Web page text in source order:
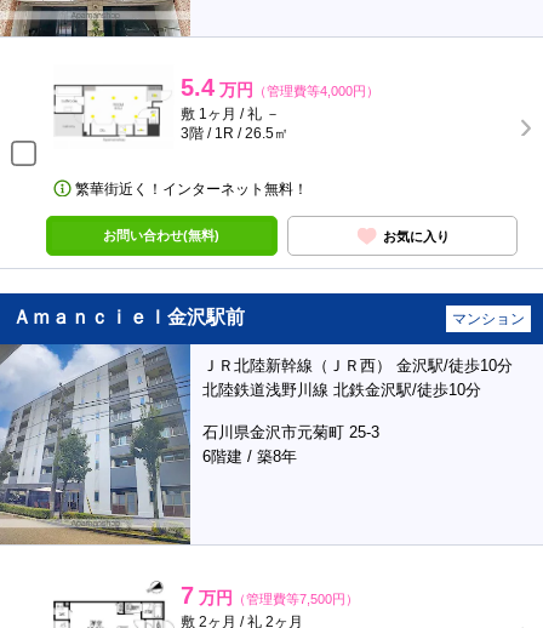
5.4 万円 （管理費等4,000円）
敷 1ヶ月 / 礼 －
3階 / 1R / 26.5㎡
繁華街近く！インターネット無料！
お問い合わせ(無料) お気に入り
Ａｍａｎｃｉｅｌ金沢駅前 マンション
ＪＲ北陸新幹線（ＪＲ西） 金沢駅/徒歩10分
北陸鉄道浅野川線 北鉄金沢駅/徒歩10分
石川県金沢市元菊町 25-3
6階建 / 築8年
7 万円 （管理費等7,500円）
敷 2ヶ月 / 礼 2ヶ月